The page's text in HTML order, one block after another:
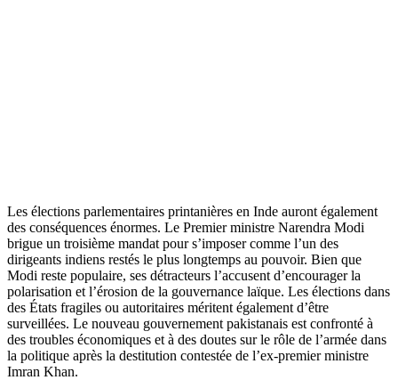
Les élections parlementaires printanières en Inde auront également
des conséquences énormes. Le Premier ministre Narendra Modi
brigue un troisième mandat pour s’imposer comme l’un des
dirigeants indiens restés le plus longtemps au pouvoir. Bien que
Modi reste populaire, ses détracteurs l’accusent d’encourager la
polarisation et l’érosion de la gouvernance laïque. Les élections dans
des États fragiles ou autoritaires méritent également d’être
surveillées. Le nouveau gouvernement pakistanais est confronté à
des troubles économiques et à des doutes sur le rôle de l’armée dans
la politique après la destitution contestée de l’ex-premier ministre
Imran Khan.